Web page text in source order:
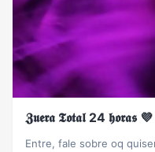
𝖅𝖚𝖊𝖗𝖆 𝕿𝖔𝖙𝖆𝖑 24 𝖍𝖔𝖗𝖆𝖘 💜
Entre, fale sobre oq